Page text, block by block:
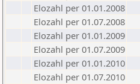
Elozahl per 01.01.2008
Elozahl per 01.07.2008
Elozahl per 01.01.2009
Elozahl per 01.07.2009
Elozahl per 01.01.2010
Elozahl per 01.07.2010